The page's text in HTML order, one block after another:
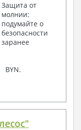
Защита от
молнии:
подумайте о
безопасности
заранее
BYN.